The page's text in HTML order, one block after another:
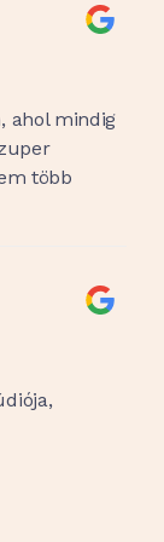
ahol mindig
több